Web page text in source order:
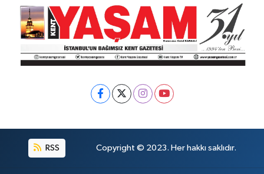
RSS Copyright © 2023. Her hakkı saklıdır.